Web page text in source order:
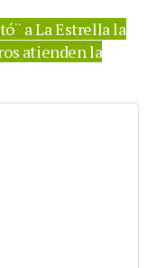
a La Estrella la
atienden la